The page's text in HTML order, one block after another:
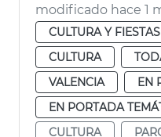
modificado hace 1
CULTURA Y
CULTURA
VALENCIA
EN
EN PORTADA
CULTURA